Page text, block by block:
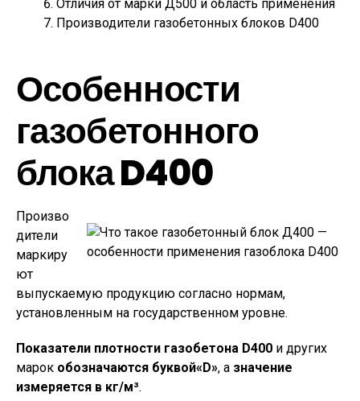
Отличия от марки Д500 и область применения
Производители газобетонных блоков D400
Особенности
газобетонного
блока D400
Произво
дители
маркиру
ют
выпускаемую продукцию согласно нормам,
установленным на государственном уровне.
Показатели плотности газобетона D400 и других
марок обозначаются буквой«D», а значение
измеряется в кг/м³.